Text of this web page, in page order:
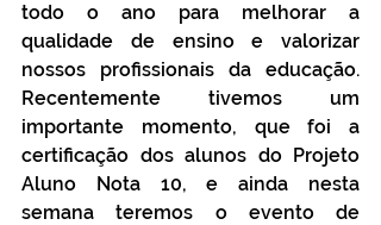
todo o ano para melhorar a
qualidade de ensino e valorizar
nossos profissionais da educação.
Recentemente tivemos um
importante momento, que foi a
certificação dos alunos do Projeto
Aluno Nota 10, e ainda nesta
semana teremos o evento de